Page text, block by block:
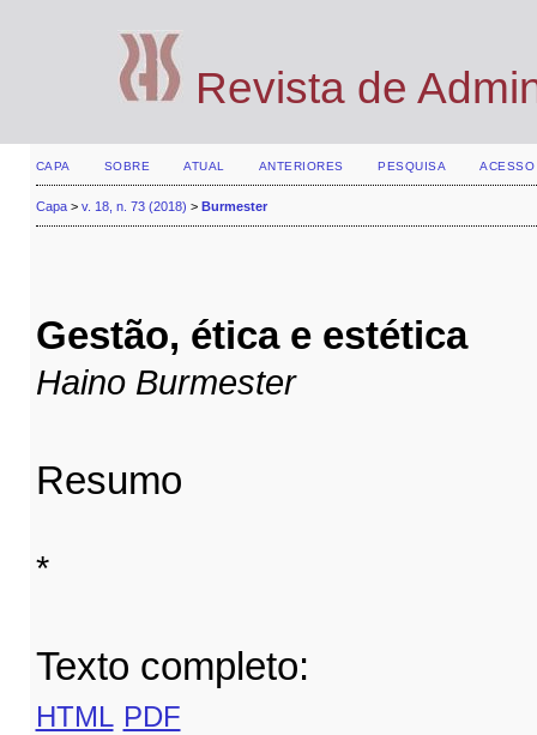
Revista de
CAPA SOBRE ATUAL ANTERIORES PESQUISA ACESSO
Capa> v. 18, n. 73 (2018) > Burmester
Gestão, ética e estética
Haino Burmester
Resumo
*
Texto completo:
HTML PDF